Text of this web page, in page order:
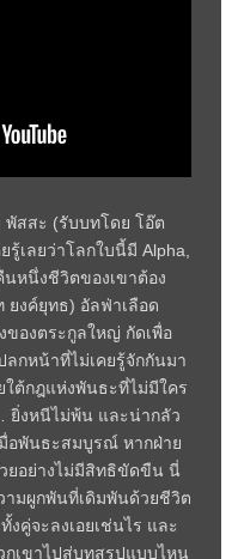
พัสสะ (รับบทโดย โอ๊ต
รู้เลยว่าโลกใบนี้มี Alpha,
นหนึ่งชีวิตของเขาต้อง
งค์ยุทธ) อัลฟ่าเลือด
องตระกูลใหญ่ กัดเพื่อ
กหน้าที่ไม่เคยรู้จักกันมา
ใต้กฎแห่งพันธะที่ไม่มีใคร
ยิ่งหนีไม่พ้น และน่ากลัว
มื่อพันธะสมบูรณ์ หากฝ่าย
ยอย่างไม่มีสิทธิขัดขืน นี่
ามผูกพันที่เดิมพันด้วยชีวิต
งคู่จะลงเอยเช่นไร และ
เขาไปสู่บทสรุปแบบไหน